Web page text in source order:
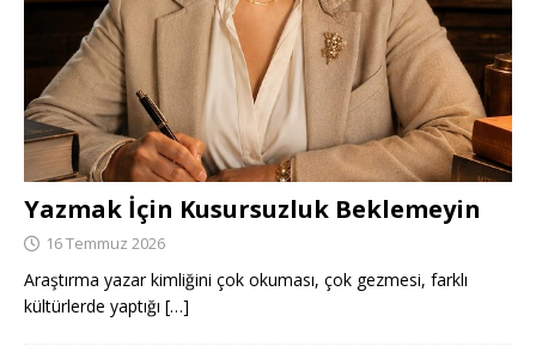
Yazmak İçin Kusursuzluk Beklemeyin
16 Temmuz 2026
Araştırma yazar kimliğini çok okuması, çok gezmesi, farklı
kültürlerde yaptığı […]